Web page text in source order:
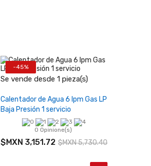
-45%
Se vende desde 1 pieza(s)
− +
Añadir al carrito
Calentador de Agua 6 lpm Gas LP
Baja Presión 1 servicio
0 Opinione(s)
$MXN 3,151.72 $MXN 5,730.40